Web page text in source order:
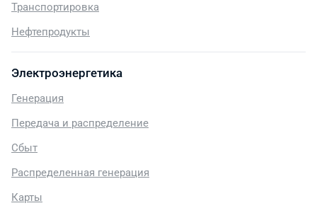
Транспортировка
Нефтепродукты
Электроэнергетика
Генерация
Передача и распределение
Сбыт
Распределенная генерация
Карты